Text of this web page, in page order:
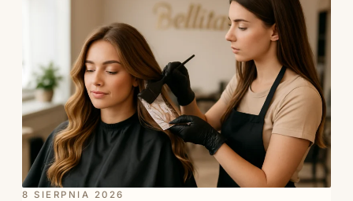
8 SIERPNIA 2026